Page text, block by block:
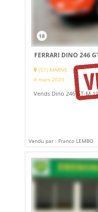
18
FERRARI DINO 246
(51) MARNE
4 mars 2020
Vends Dino 246 GT-M
Vendu par : Franco LEMBO